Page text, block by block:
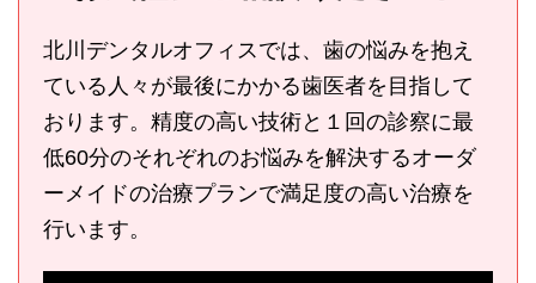
北川デンタルオフィスでは、歯の悩みを抱え
ている人々が最後にかかる歯医者を目指して
おります。精度の高い技術と１回の診察に最
低60分のそれぞれのお悩みを解決するオーダ
ーメイドの治療プランで満足度の高い治療を
行います。